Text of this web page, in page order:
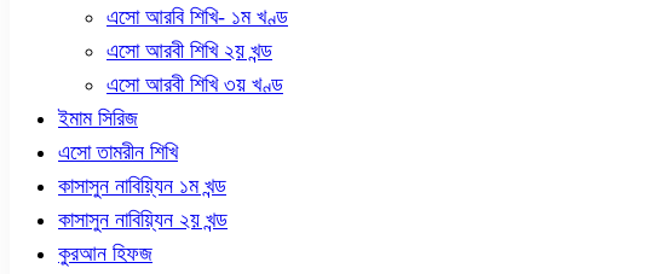
এসো আরবি শিখি- ১ম খণ্ড
এসো আরবী শিখি ২য় খন্ড
এসো আরবী শিখি ৩য় খণ্ড
ইমাম সিরিজ
এসো তামরীন শিখি
কাসাসুন নাবিয়্যিন ১ম খন্ড
কাসাসুন নাবিয়্যিন ২য় খন্ড
কুরআন হিফজ